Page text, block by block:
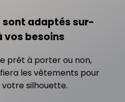
sont adaptés sur-
vos besoins
prêt à porter ou non,
les vêtements pour
votre silhouette.